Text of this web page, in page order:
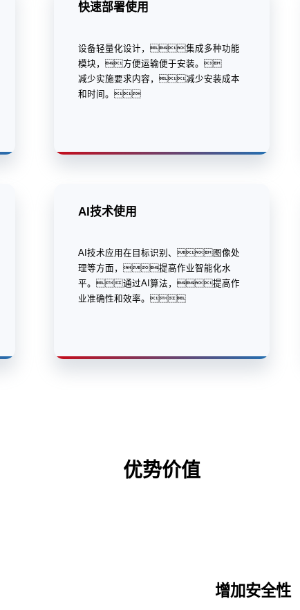
快速部署使用
设备轻量化设计，集成多种功能
模块，方便运输便于安装。
减少实施要求内容，减少安装成本
和时间。
AI技术使用
AI技术应用在目标识别、图像处
理等方面，提高作业智能化水
平。通过AI算法，提高作
业准确性和效率。
优势价值
增加安全性